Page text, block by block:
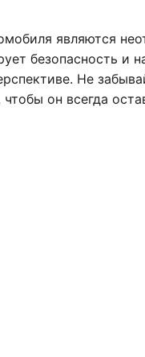
являются
безопасность и
Не
он всегда